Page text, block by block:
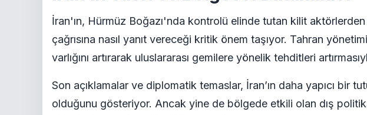
İran'ın, Hürmüz Boğazı'nda kontrolü elinde tutan kilit aktörlerden
çağrısına nasıl yanıt vereceği kritik önem taşıyor. Tahran
varlığını artırarak uluslararası gemilere yönelik tehditleri
Son açıklamalar ve diplomatik temaslar, İran’ın daha yapıcı bir
olduğunu gösteriyor. Ancak yine de bölgede etkili olan dış